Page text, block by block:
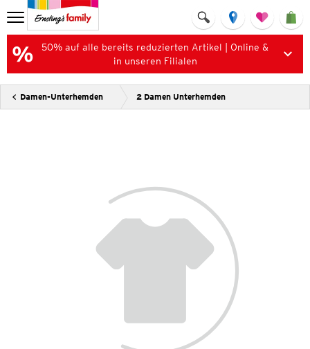
50% auf alle bereits reduzierten Artikel | Online &
in unseren Filialen
Damen-Unterhemden 2 Damen Unterhemden